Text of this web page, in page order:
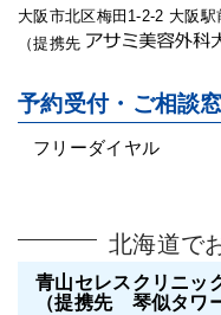
大阪市北区梅田1-2-2 大阪駅
（提携先
予約受付・ご相談
フリーダイヤル
北海道で
青山セレスクリニッ
（提携先 琴似タワ